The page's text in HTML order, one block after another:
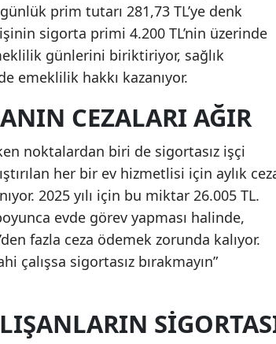
Muğla
Muş
Nevşehir
Niğde
Ordu
Rize
Sakarya
Samsun
prim tutarı 281,73 TL’ye denk
sigorta primi 4.200 TL’nin üzerinde
günlerini biriktiriyor, sağlık
emeklilik hakkı kazanıyor.
CEZALARI AĞIR
noktalardan biri de sigortasız işçi
her bir ev hizmetlisi için aylık
2025 yılı için bu miktar 26.005 TL.
evde görev yapması halinde,
fazla ceza ödemek zorunda kalıyor.
çalışsa sigortasız bırakmayın”